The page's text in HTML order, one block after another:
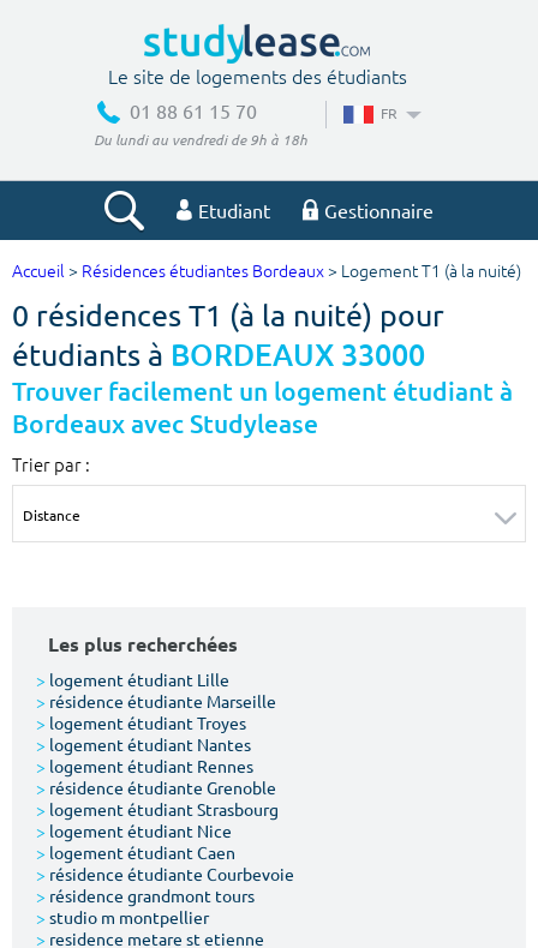
Le site de logements des étudiants
01 88 61 15 70
Du lundi au vendredi de 9h à 18h
FR
Etudiant Gestionnaire
Votre recherche
Ville, école
Type de location
Votre date d'entrée
Accueil > Résidences étudiantes Bordeaux > Logement T1 (à la nuité)
0 résidences T1 (à la nuité) pour
étudiants à BORDEAUX 33000
Trouver facilement un logement étudiant à
Bordeaux avec Studylease
Trier par :
Les plus recherchées
> logement étudiant Lille
> résidence étudiante Marseille
> logement étudiant Troyes
> logement étudiant Nantes
> logement étudiant Rennes
> résidence étudiante Grenoble
> logement étudiant Strasbourg
> logement étudiant Nice
> logement étudiant Caen
> résidence étudiante Courbevoie
> résidence grandmont tours
> studio m montpellier
> residence metare st etienne